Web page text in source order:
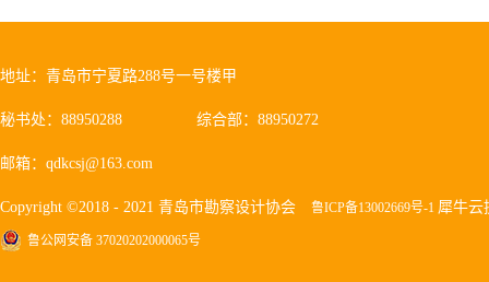
地址：青岛市宁夏路288号一号楼甲
秘书处：88950288 综合部：88950272
邮箱：qdkcsj@163.com
Copyright ©2018 - 2021 青岛市勘察设计协会 鲁ICP备13002669号-1 犀牛云
鲁公网安备 37020202000065号